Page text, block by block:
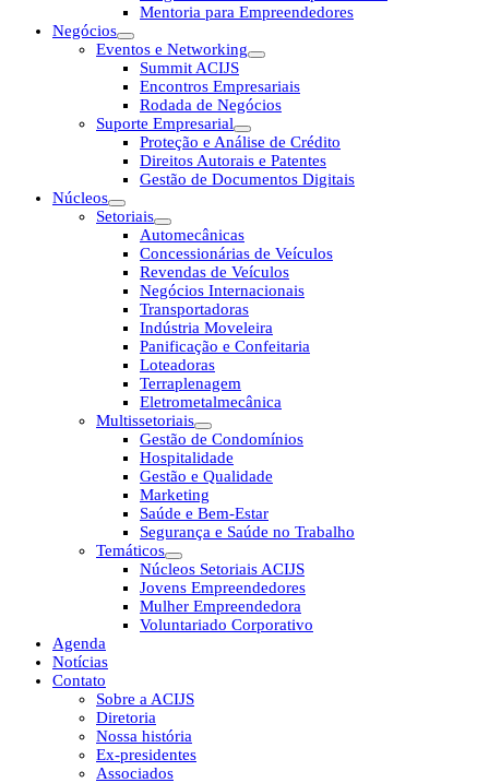
Mentoria para Empreendedores
Negócios
Eventos e Networking
Summit ACIJS
Encontros Empresariais
Rodada de Negócios
Suporte Empresarial
Proteção e Análise de Crédito
Direitos Autorais e Patentes
Gestão de Documentos Digitais
Núcleos
Setoriais
Automecânicas
Concessionárias de Veículos
Revendas de Veículos
Negócios Internacionais
Transportadoras
Indústria Moveleira
Panificação e Confeitaria
Loteadoras
Terraplenagem
Eletrometalmecânica
Multissetoriais
Gestão de Condomínios
Hospitalidade
Gestão e Qualidade
Marketing
Saúde e Bem-Estar
Segurança e Saúde no Trabalho
Temáticos
Núcleos Setoriais ACIJS
Jovens Empreendedores
Mulher Empreendedora
Voluntariado Corporativo
Agenda
Notícias
Contato
Sobre a ACIJS
Diretoria
Nossa história
Ex-presidentes
Associados